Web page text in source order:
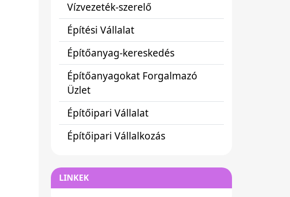
Vízvezeték-szerelő
Építési Vállalat
Építőanyag-kereskedés
Építőanyagokat Forgalmazó
Üzlet
Építőipari Vállalat
Építőipari Vállalkozás
LINKEK